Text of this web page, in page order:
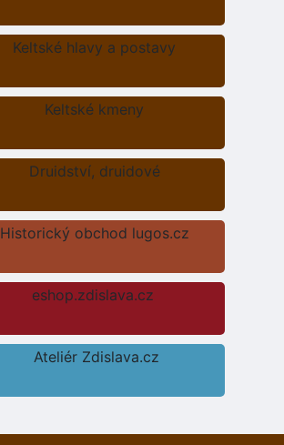
Keltské hlavy a postavy
Keltské kmeny
Druidství, druidové
Historický obchod lugos.cz
eshop.zdislava.cz
Ateliér Zdislava.cz